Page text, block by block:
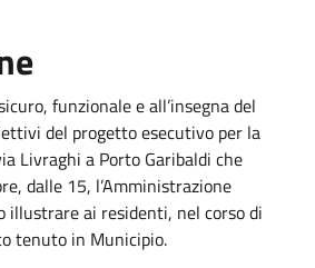
funzionale e all’insegna del
del progetto esecutivo per la
Livraghi a Porto Garibaldi che
dalle 15, l’Amministrazione
illustrare ai residenti, nel corso di
tenuto in Municipio.